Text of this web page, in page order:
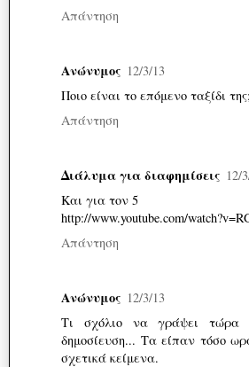
Απάντηση
Ανώνυμος 12/3/13
Ποιο είναι το επόμενο ταξίδι της;
Απάντηση
Διάλυμα για διαφημίσεις 12/
Και για τον 5
http://www.youtube.com/
Απάντηση
Ανώνυμος 12/3/13
Τι σχόλιο να γράψει τώρα
δημοσίευση... Τα είπαν τόσο
σχετικά κείμενα.